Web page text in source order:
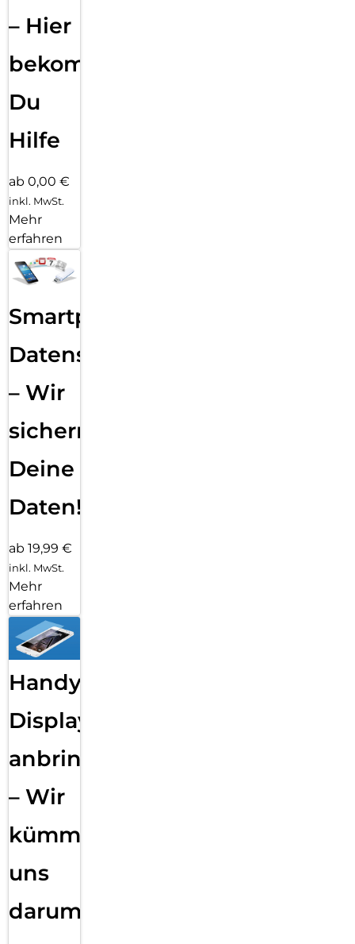
– Hier
bekommst
Du
Hilfe
ab 0,00 €
inkl. MwSt.
Mehr
erfahren
Smartphone
Datensicherung
– Wir
sichern
Deine
Daten!
ab 19,99 €
inkl. MwSt.
Mehr
erfahren
Handy
Displayfolie
anbringen
– Wir
kümmern
uns
darum!